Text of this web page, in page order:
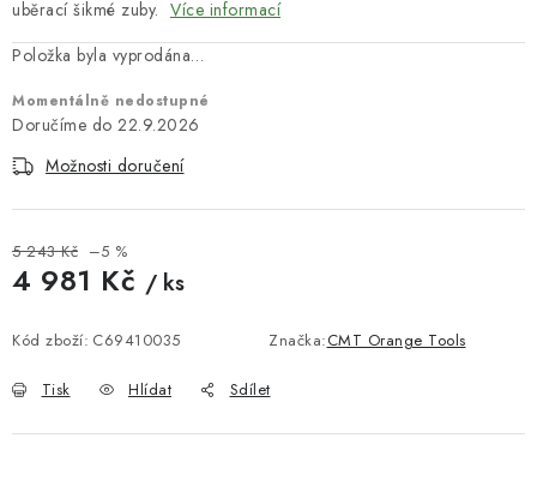
KONTAKTY
DÁRKOVÉ POUKAZY
STROJE DO DÍLNY
NÁSTROJE PRO OPRACOVÁNÍ KOVU
NÁSTROJE PRO ŘEZÁNÍ DŘEVA
uběrací šikmé zuby. Více informací
Položka byla vyprodána…
Momentálně nedostupné
22.9.2026
Možnosti doručení
5 243 Kč –5 %
4 981 Kč / ks
Kód zboží: C69410035 Značka:CMT Orange Tools
Tisk Hlídat Sdílet